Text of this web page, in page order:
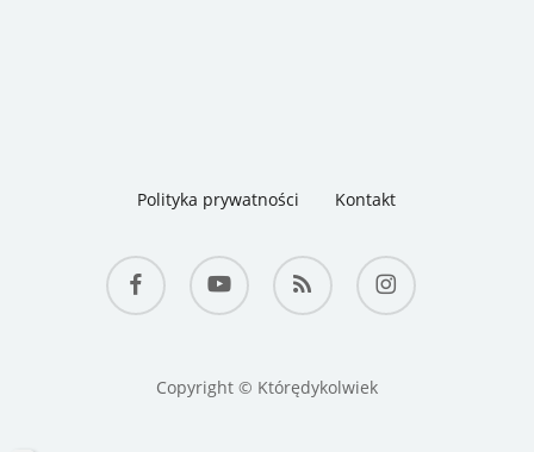
Polityka prywatności Kontakt
facebook youtube RSS instagram
Copyright © Którędykolwiek